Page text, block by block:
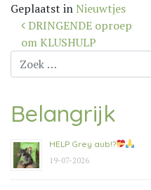
Geplaatst in Nieuwtjes
Bericht
navigatie
DRINGENDE oproep
om KLUSHULP
Zoek
naar:
Belangrijk
HELP Grey aub!?
19-07-2026